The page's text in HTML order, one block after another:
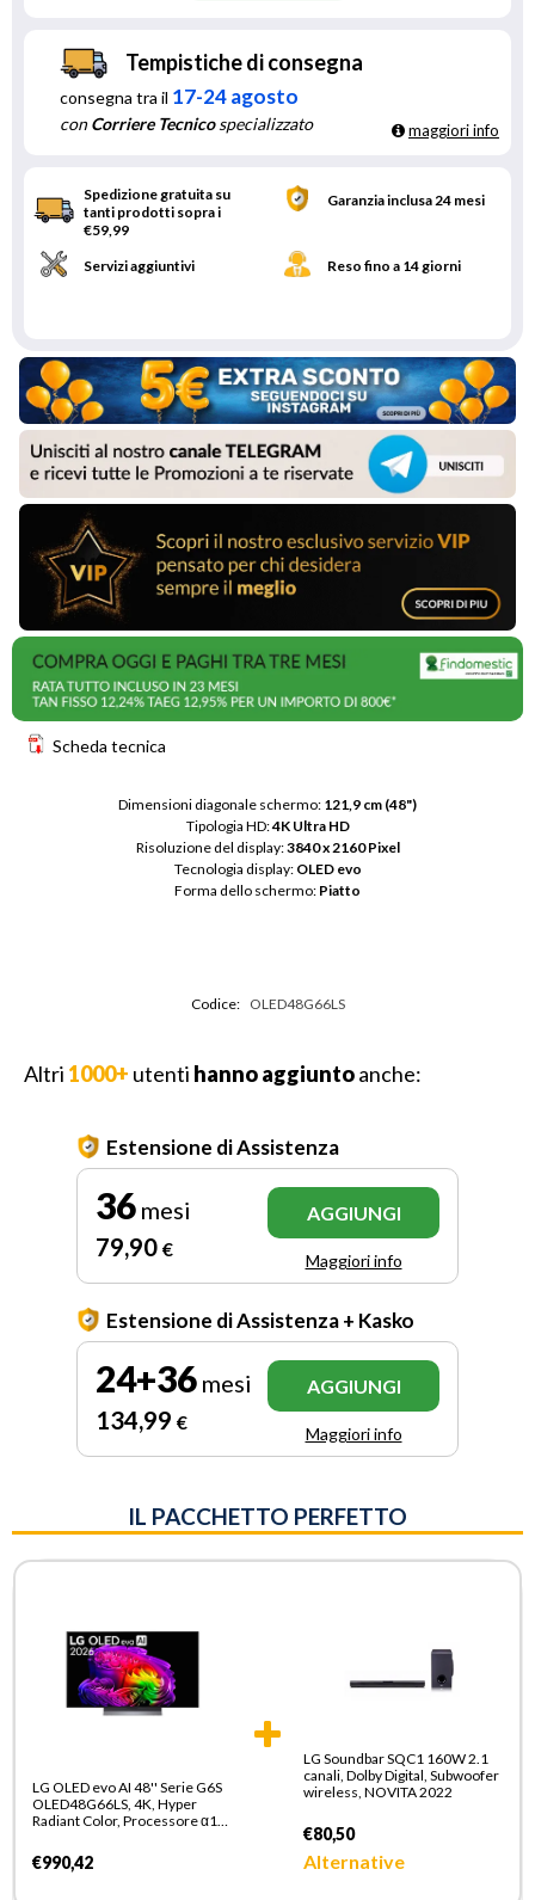
Tempistiche di consegna
consegna tra il 17-24 agosto
conCorriere Tecnicospecializzato maggiori info
Spedizione gratuita su
tanti prodotti sopra i
€59,99
Garanzia inclusa 24 mesi
Servizi aggiuntivi Reso fino a 14 giorni
Scheda tecnica
Dimensioni diagonale schermo: 121,9 cm (48")
Tipologia HD: 4K Ultra HD
Risoluzione del display: 3840 x 2160 Pixel
Tecnologia display: OLED evo
Forma dello schermo: Piatto
Codice: OLED48G66LS
Altri 1000+ utenti hanno aggiuntoanche:
Estensione di Assistenza
36 mesi
79,90 €
AGGIUNGI
Maggiori info
Estensione di Assistenza + Kasko
24+36 mesi
134,99 €
AGGIUNGI
Maggiori info
IL PACCHETTO PERFETTO
LG OLED evo AI 48'' Serie G6S
OLED48G66LS, 4K, Hyper
Radiant Color, Processore α11
SMART TV 2026
€990,42
LG Soundbar SQC1 160W 2.1
canali, Dolby Digital, Subwoofer
wireless, NOVITA 2022
€80,50
Alternative